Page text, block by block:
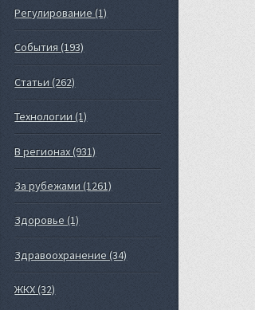
Регулирование (1)
События (193)
Статьи (262)
Технологии (1)
В регионах (931)
За рубежами (1261)
Здоровье (1)
Здравоохранение (34)
ЖКХ (32)